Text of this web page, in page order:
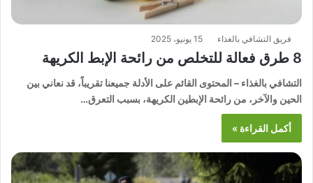
فريق التشافي بالغذاء 15 يونيو، 2025
8 طرق فعالة للتخلص من رائحة الإبط الكريهة
التشافي بالغذاء – المحتوى القائم على الأدلة جميعنا تقريباً، قد نعاني بين
الحين والآخر، من رائحة الإبطين الكريهة، بسبب التعرق…
أكمل القراءة »